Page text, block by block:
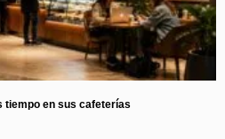
tiempo en sus cafeterías